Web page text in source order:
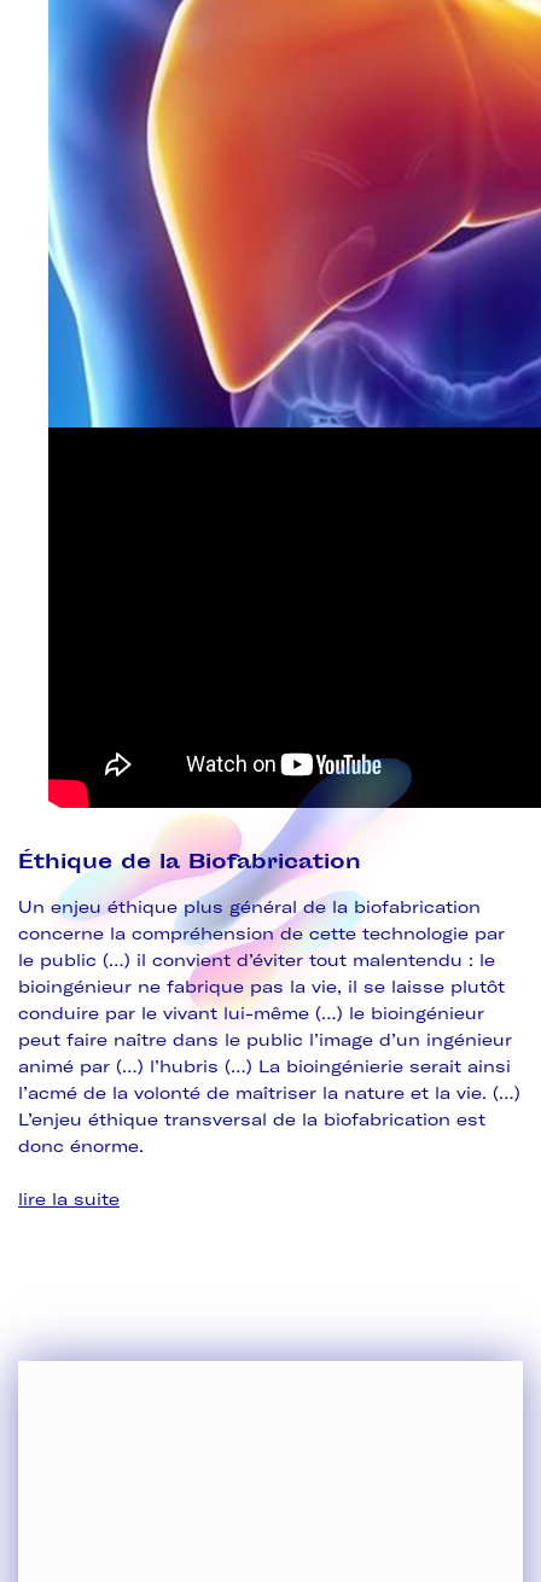
Éthique de la Biofabrication
Un enjeu éthique plus général de la biofabrication
concerne la compréhension de cette technologie par
le public (…) il convient d’éviter tout malentendu : le
bioingénieur ne fabrique pas la vie, il se laisse plutôt
conduire par le vivant lui-même (…) le bioingénieur
peut faire naître dans le public l’image d’un ingénieur
animé par (…) l’hubris (…) La bioingénierie serait ainsi
l’acmé de la volonté de maîtriser la nature et la vie. (…)
L’enjeu éthique transversal de la biofabrication est
donc énorme.
lire la suite